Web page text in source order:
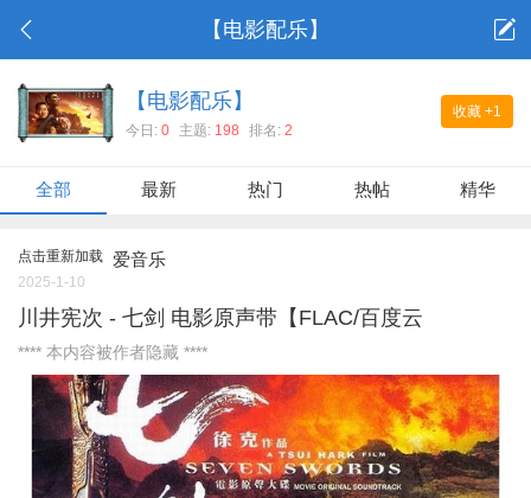
【电影配乐】
收藏 +1
【电影配乐】
今日: 0 主题: 198 排名: 2
全部 最新 热门 热帖 精华
点击重新加载 爱音乐
2025-1-10
川井宪次 - 七剑 电影原声带【FLAC/百度云
**** 本内容被作者隐藏 ****